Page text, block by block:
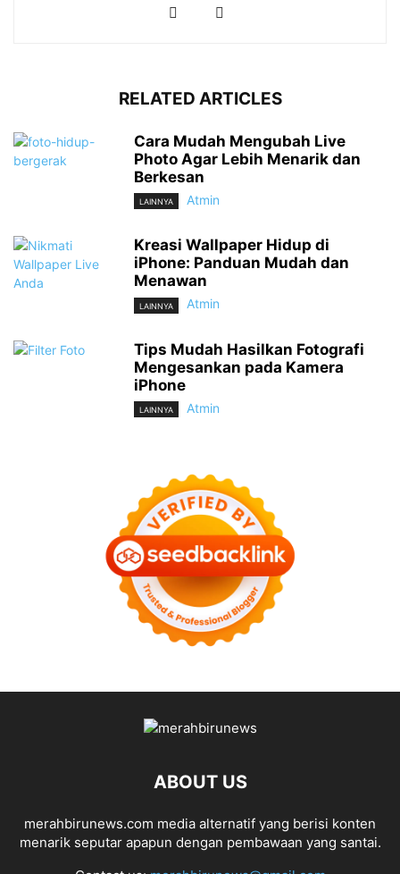
RELATED ARTICLES
Cara Mudah Mengubah Live
Photo Agar Lebih Menarik dan
Berkesan
LAINNYA Atmin
Kreasi Wallpaper Hidup di
iPhone: Panduan Mudah dan
Menawan
LAINNYA Atmin
Tips Mudah Hasilkan Fotografi
Mengesankan pada Kamera
iPhone
LAINNYA Atmin
ABOUT US
merahbirunews.com media alternatif yang berisi konten
menarik seputar apapun dengan pembawaan yang santai.